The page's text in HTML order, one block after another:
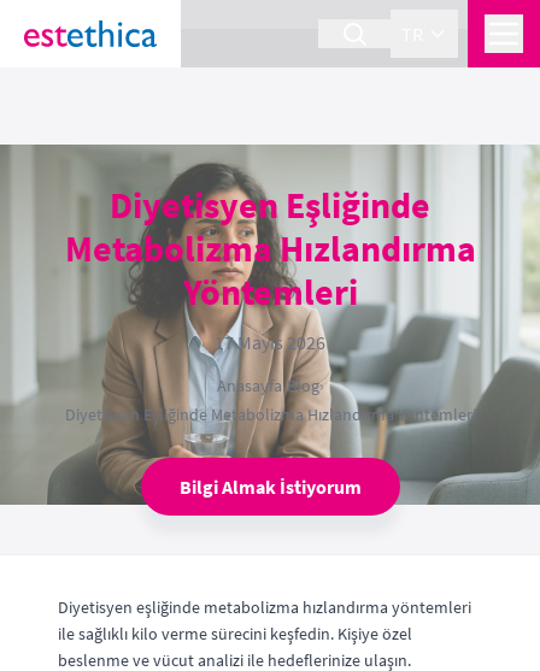
section Service {
Diyetisyen Eşliğinde
Metabolizma Hızlandırma
Yöntemleri
17 Mayıs 2026
Anasayfa›Blog›
Diyetisyen Eşliğinde Metabolizma Hızlandırma Yöntemleri
Bilgi Almak İstiyorum
Diyetisyen eşliğinde metabolizma hızlandırma yöntemleri
ile sağlıklı kilo verme sürecini keşfedin. Kişiye özel
beslenme ve vücut analizi ile hedeflerinize ulaşın.